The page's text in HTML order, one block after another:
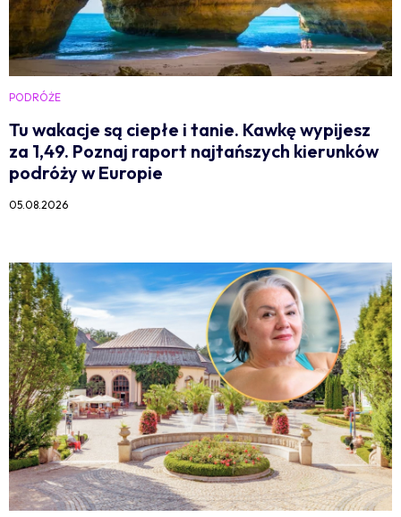
PODRÓŻE
Tu wakacje są ciepłe i tanie. Kawkę wypijesz
za 1,49. Poznaj raport najtańszych kierunków
podróży w Europie
05.08.2026